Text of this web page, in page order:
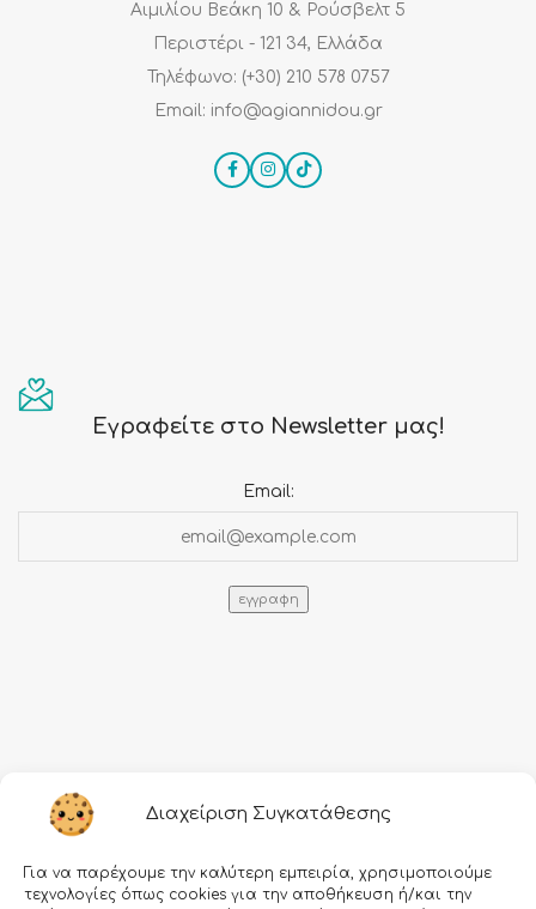
Διαχείριση Συγκατάθεσης
Για να παρέχουμε την καλύτερη εμπειρία, χρησιμοποιούμε
τεχνολογίες όπως cookies για την αποθήκευση ή/και την
Αιμιλίου Βεάκη 10 & Ρούσβελτ 5
Περιστέρι - 121 34, Ελλάδα
Τηλέφωνο: (+30) 210 578 0757
Email: info@agiannidou.gr
Εγραφείτε στο Newsletter μας!
Email:
Πληροφορίες
Τρόποι πληρωμής